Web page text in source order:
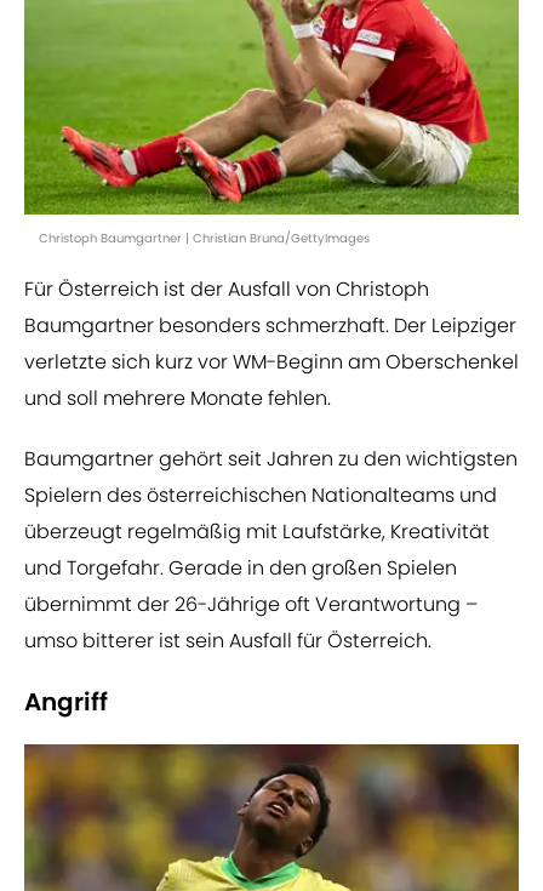
Christoph Baumgartner | Christian Bruna/GettyImages
Für Österreich ist der Ausfall von Christoph
Baumgartner besonders schmerzhaft. Der Leipziger
verletzte sich kurz vor WM-Beginn am Oberschenkel
und soll mehrere Monate fehlen.
Baumgartner gehört seit Jahren zu den wichtigsten
Spielern des österreichischen Nationalteams und
überzeugt regelmäßig mit Laufstärke, Kreativität
und Torgefahr. Gerade in den großen Spielen
übernimmt der 26-Jährige oft Verantwortung –
umso bitterer ist sein Ausfall für Österreich.
Angriff